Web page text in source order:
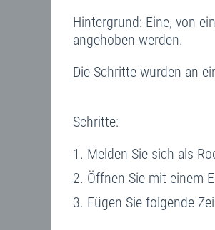
Hintergrund: Eine, von
angehoben werden.
Die Schritte wurden an
Schritte:
Melden Sie sich als
Öffnen Sie mit einem
Fügen Sie folgende